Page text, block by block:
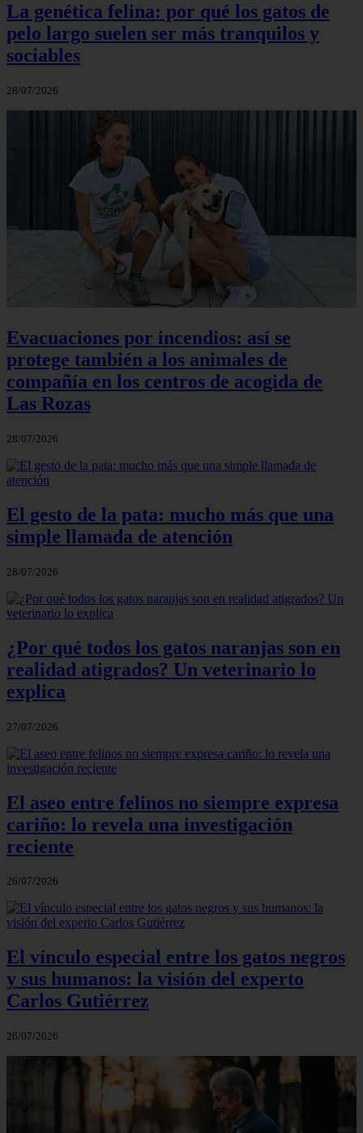
La genética felina: por qué los gatos de
pelo largo suelen ser más tranquilos y
sociables
28/07/2026
Evacuaciones por incendios: así se
protege también a los animales de
compañía en los centros de acogida de
Las Rozas
28/07/2026
El gesto de la pata: mucho más que una
simple llamada de atención
28/07/2026
¿Por qué todos los gatos naranjas son en
realidad atigrados? Un veterinario lo
explica
27/07/2026
El aseo entre felinos no siempre expresa
cariño: lo revela una investigación
reciente
26/07/2026
El vínculo especial entre los gatos negros
y sus humanos: la visión del experto
Carlos Gutiérrez
26/07/2026